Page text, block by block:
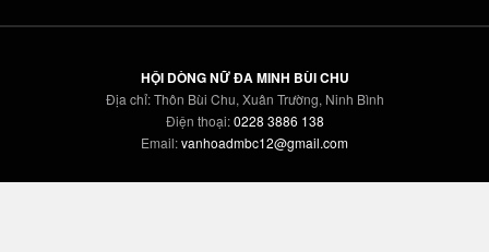
HỘI DÒNG NỮ ĐA MINH BÙI CHU
Địa chỉ: Thôn Bùi Chu, Xuân Trường, Ninh Bình
Điện thoại:0228 3886 138
Email:vanhoadmbc12@gmail.com